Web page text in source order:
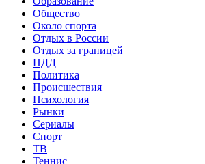
Общество
Около спорта
Отдых в России
Отдых за границей
ПДД
Политика
Происшествия
Психология
Рынки
Сериалы
Спорт
ТВ
Теннис